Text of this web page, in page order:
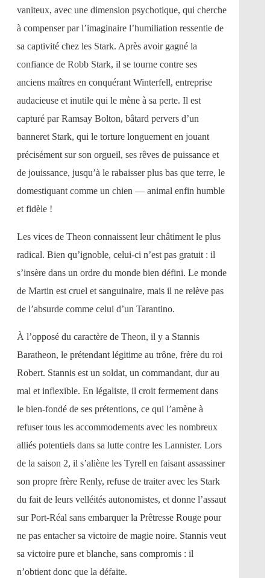
vaniteux, avec une dimension psychotique, qui cherche
à compenser par l’imaginaire l’humiliation ressentie de
sa captivité chez les Stark. Après avoir gagné la
confiance de Robb Stark, il se tourne contre ses
anciens maîtres en conquérant Winterfell, entreprise
audacieuse et inutile qui le mène à sa perte. Il est
capturé par Ramsay Bolton, bâtard pervers d’un
banneret Stark, qui le torture longuement en jouant
précisément sur son orgueil, ses rêves de puissance et
de jouissance, jusqu’à le rabaisser plus bas que terre, le
domestiquant comme un chien — animal enfin humble
et fidèle !
Les vices de Theon connaissent leur châtiment le plus
radical. Bien qu’ignoble, celui-ci n’est pas gratuit : il
s’insère dans un ordre du monde bien défini. Le monde
de Martin est cruel et sanguinaire, mais il ne relève pas
de l’absurde comme celui d’un Tarantino.
À l’opposé du caractère de Theon, il y a Stannis
Baratheon, le prétendant légitime au trône, frère du roi
Robert. Stannis est un soldat, un commandant, dur au
mal et inflexible. En légaliste, il croit fermement dans
le bien-fondé de ses prétentions, ce qui l’amène à
refuser tous les accommodements avec les nombreux
alliés potentiels dans sa lutte contre les Lannister. Lors
de la saison 2, il s’aliène les Tyrell en faisant assassiner
son propre frère Renly, refuse de traiter avec les Stark
du fait de leurs velléités autonomistes, et donne l’assaut
sur Port-Réal sans embarquer la Prêtresse Rouge pour
ne pas entacher sa victoire de magie noire. Stannis veut
sa victoire pure et blanche, sans compromis : il
n’obtient donc que la défaite.